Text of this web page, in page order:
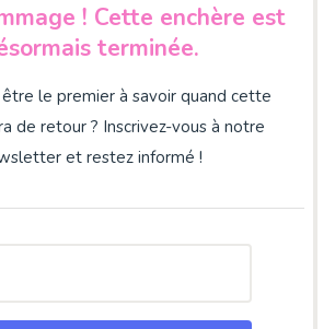
! Cette enchère est
terminée.
le premier à savoir quand cette
de retour ? Inscrivez-vous à notre
et restez informé !